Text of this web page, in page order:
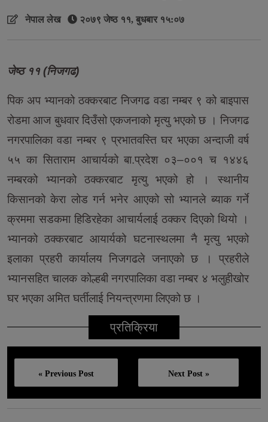
नेपाल लेख २०७९ जेष्ठ ११, बुधबार १५:०७
जेष्ठ ११ (निजगढ)
पिक अप भ्यानको ठक्करबाट निजगढ वडा नम्बर ९ को बाइपास
रोडमा आज बुधवार दिउँसो एकजनाको मृत्यु भएको छ । निजगढ
नगरपालिका वडा नम्बर ९ प्रभातवस्ति घर भएका अन्दाजी वर्ष
५५ का सिताराम आचार्यको बा.प्रदेश ०३–००१ च १४४६
नम्बरको भ्यानको ठक्करबाट मृत्यु भएको हो । स्थानीय
किसानको केरा लोड गर्न भनेर आएको सो भ्यानले ब्याक गर्ने
क्रममा सडकमा हिडिरहेका आचार्यलाई ठक्कर दिएको थियो ।
भ्यानको ठक्करबाट आयार्यको घटनास्थलमा नै मृत्यु भएको
इलाका प्रहरी कार्यालय निजगढले जनाएको छ । प्रहरीले
भ्यानसहित चालक कोल्हबी नगरपालिका वडा नम्बर ४ भलुहीखोर
घर भएका अमित घर्तीलाई नियन्त्रणमा लिएको छ ।
प्रतिक्रिया
« Previous Post Next Post »